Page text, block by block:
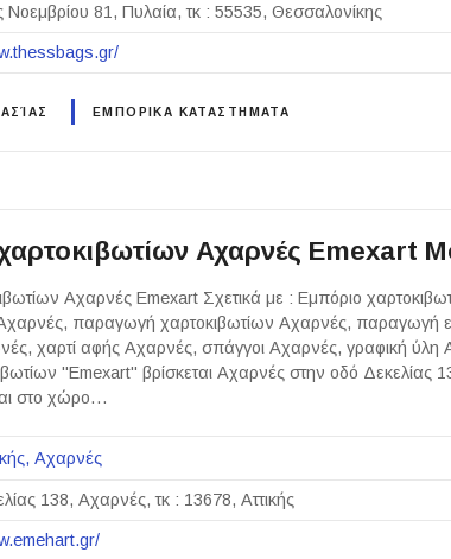
Νοεμβρίου 81, Πυλαία, τκ : 55535, Θεσσαλονίκης
ΕΜΠΟΡΙΚΑ ΚΑΤΑΣΤΗΜΑΤΑ
Αχαρνές Emexart
Αχαρνές Emexart Σχετικά με : Εμπόριο
παραγωγή χαρτοκιβωτίων Αχαρνές, παραγωγή
χαρτί αφής Αχαρνές, σπάγγοι Αχαρνές, γραφική ύλη
"Emexart" βρίσκεται Αχαρνές στην οδό Δεκελίας
στο χώρο…
Αχαρνές
138, Αχαρνές, τκ : 13678, Αττικής